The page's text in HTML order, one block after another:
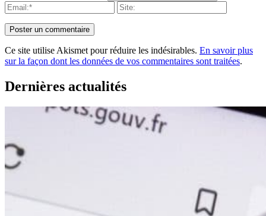
Ce site utilise Akismet pour réduire les indésirables. En savoir plus
sur la façon dont les données de vos commentaires sont traitées.
Dernières actualités